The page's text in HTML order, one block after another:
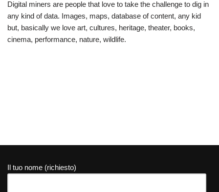
Digital miners are people that love to take the challenge to dig in
any kind of data. Images, maps, database of content, any kid
but, basically we love art, cultures, heritage, theater, books,
cinema, performance, nature, wildlife.
Il tuo nome (richiesto)